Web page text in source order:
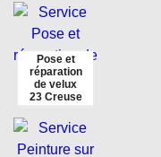
Pose et
réparation
de velux
23 Creuse